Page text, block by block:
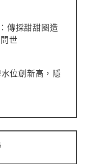
傳採甜甜圈造
世
位創新高，隱